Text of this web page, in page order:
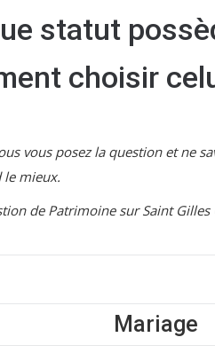
statut
choisir
vous posez la question et ne
le mieux.
de Patrimoine sur Saint Gilles
Mariage